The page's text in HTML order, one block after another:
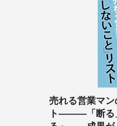
売れる営業マ
ト―――「断る